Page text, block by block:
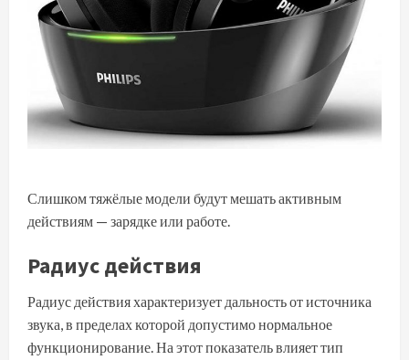
Слишком тяжёлые модели будут мешать активным
действиям — зарядке или работе.
Радиус действия
Радиус действия характеризует дальность от источника
звука, в пределах которой допустимо нормальное
функционирование. На этот показатель влияет тип